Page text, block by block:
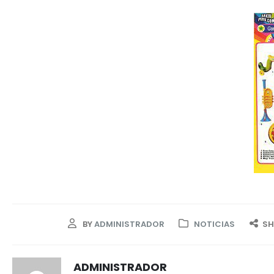
BYADMINISTRADOR NOTICIAS
ADMINISTRADOR